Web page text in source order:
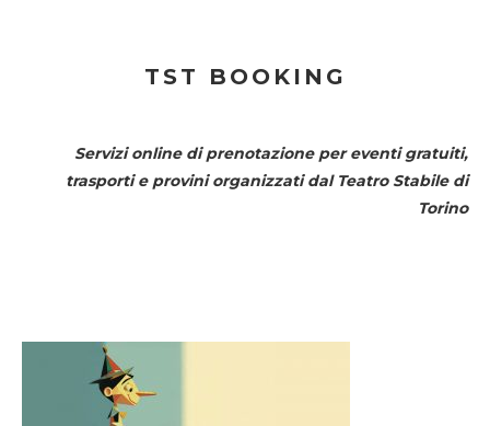
TST BOOKING
Servizi online di prenotazione per eventi gratuiti,
trasporti e provini organizzati dal Teatro Stabile di
Torino